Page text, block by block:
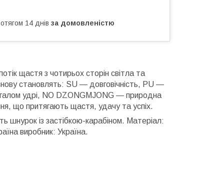
14 днів за домовленістю
щастя з чотирьох сторін світла та
становлять: SU — довговічність, PU —
удрі, NO DZONGMJONG — природна
що притягають щастя, удачу та успіх.
шнурок із застібкою-карабіном. Матеріал:
виробник: Україна.